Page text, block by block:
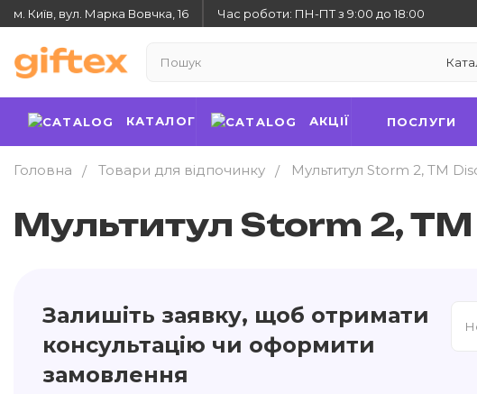
м. Київ, вул. Марка Вовчка, 16 Час роботи: ПН-ПТ з 9:00 до 18:00
КАТАЛОГ АКЦІЇ ПОСЛУГИ
Головна Товари для відпочинку Мультитул Storm 2, TM
Мультитул Storm 2,
Залишіть заявку, щоб отримати
консультацію чи оформити
замовлення